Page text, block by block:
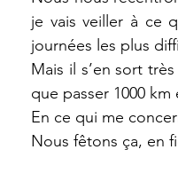
je vais veiller à ce
journées les plus
Mais il s’en sort
que passer 1000
En ce qui me
Nous fêtons ça, en